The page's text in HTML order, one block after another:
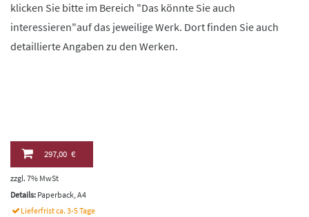
klicken Sie bitte im Bereich "Das könnte Sie auch
interessieren"auf das jeweilige Werk. Dort finden Sie auch
detaillierte Angaben zu den Werken.
297,00 €
zzgl. 7% MwSt
Details: Paperback, A4
Lieferfrist ca. 3-5 Tage